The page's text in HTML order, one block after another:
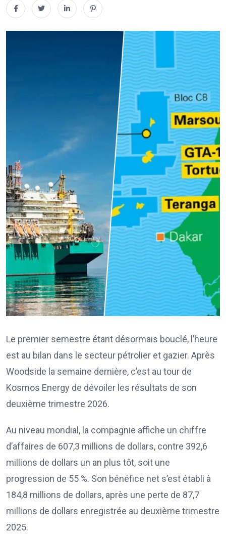
Le premier semestre étant désormais bouclé, l’heure
est au bilan dans le secteur pétrolier et gazier. Après
Woodside la semaine dernière, c’est au tour de
Kosmos Energy de dévoiler les résultats de son
deuxième trimestre 2026.
Au niveau mondial, la compagnie affiche un chiffre
d’affaires de 607,3 millions de dollars, contre 392,6
millions de dollars un an plus tôt, soit une
progression de 55 %. Son bénéfice net s’est établi à
184,8 millions de dollars, après une perte de 87,7
millions de dollars enregistrée au deuxième trimestre
2025.